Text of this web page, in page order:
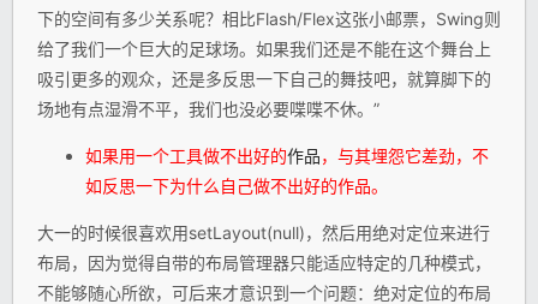
下的空间有多少关系呢？相比Flash/Flex这张小邮票，Swing则
给了我们一个巨大的足球场。如果我们还是不能在这个舞台上
吸引更多的观众，还是多反思一下自己的舞技吧，就算脚下的
场地有点湿滑不平，我们也没必要喋喋不休。”
如果用一个工具做不出好的作品，与其埋怨它差劲，不
如反思一下为什么自己做不出好的作品。
大一的时候很喜欢用setLayout(null)，然后用绝对定位来进行
布局，因为觉得自带的布局管理器只能适应特定的几种模式，
不能够随心所欲，可后来才意识到一个问题：绝对定位的布局